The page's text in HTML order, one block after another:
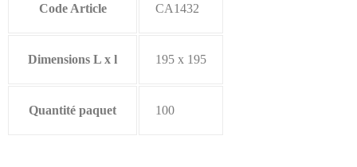
Code Article CA1432
Dimensions L x l 195 x 195
Quantité paquet 100